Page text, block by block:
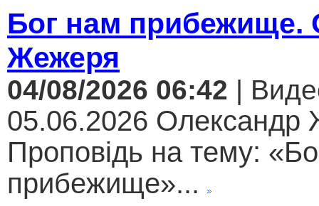
Бог нам прибежище.
Жежеря
04/08/2026 06:42 |
05.06.2026 Олександр
Проповідь на тему:
прибежище»...